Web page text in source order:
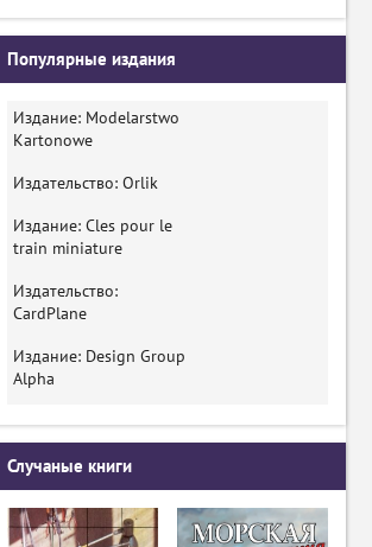
Популярные издания
Издание: Modelarstwo
Kartonowe
Издательство: Orlik
Издание: Cles pour le
train miniature
Издательство:
CardPlane
Издание: Design Group
Alpha
Случаные книги